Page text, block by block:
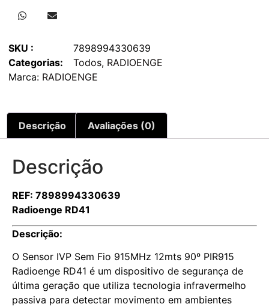
SKU :
7898994330639
Categorias:
Todos, RADIOENGE
Marca: RADIOENGE
Descrição Avaliações (0)
Descrição
REF: 7898994330639
Radioenge RD41
Descrição:
O Sensor IVP Sem Fio 915MHz 12mts 90º PIR915
Radioenge RD41 é um dispositivo de segurança de
última geração que utiliza tecnologia infravermelho
passiva para detectar movimento em ambientes